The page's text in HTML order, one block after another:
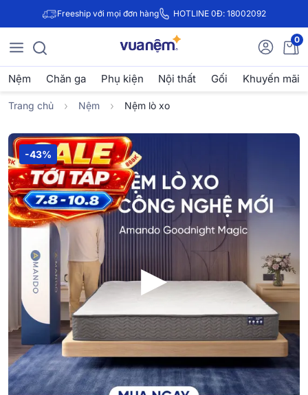
Freeship với mọi đơn hàng HOTLINE 0Đ: 18002092
0
Nệm Chăn ga Phụ kiện Nội thất Gối Khuyến mãi
Trang chủ Nệm Nệm lò xo
-43%
▶